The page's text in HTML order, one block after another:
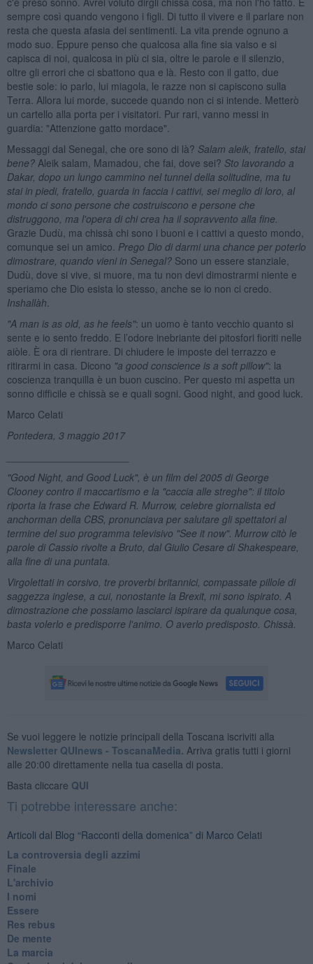
sempre così quando vengono i figli. Di tutto il vivere e il parlare non
resta che questa afasia dei sentimenti. La vita prende ognuno a
modo suo. Eppure penso che qualcosa alla fine sia valso e si
capisca di noi, qualcosa in più ci sia, oltre le parole e il silenzio,
oltre gli errori che ci sbattono qua e là. Resto con il gatto, due
bestie sole: io parlo, lui miagola, le razze non si capiscono sulla
Terra. Allora lui morde, succede quando non ci si intende. Metterò
un cartello alla porta per i visitatori. Pur rari, vanno messi in
guardia: "Attenzione gatto mordace".
Messaggi dal Senegal, che ore sono di là? Salam aleik, fratello, stai
bene? Aleik salam, Mamadou, che fai, dove sei? Sto lavorando a
Dakar, dopo un lungo cammino nel tunnel della solitudine, ma tu
stai in piedi, fratello, guarda in faccia i cattivi, sei meglio di loro, al
mondo ci sono persone che costruiscono e persone che
distruggono, ma l'opera di chi crea ha il sopravvento alla fine.
Grazie Dudù, ma chissà chi sono i buoni e i cattivi a questo mondo,
comunque sei un amico. Prego Dio di darmi una chance per poterlo
dimostrare, quando vieni in Senegal?Sono un essere stanziale,
Dudù, dove si vive, si muore, ma tu non devi dimostrarmi niente e
speriamo che Dio esista lo stesso, anche se io non ci credo.
Inshallàh
"A man is as old, as he feels": un uomo è tanto vecchio quanto si
sente e io sento freddo. E l’odore inebriante dei pitosfori fioriti nelle
aiòle. È ora di rientrare. Di chiudere le imposte del terrazzo e
ritirarmi in casa. Dicono "a good conscience is a soft pillow": la
coscienza tranquilla è un buon cuscino. Per questo mi aspetta un
sonno difficile e chissà se e quali sogni. Good night, and good luck.
Marco Celati
Pontedera, 3 maggio 2017
"Good Night, and Good Luck", è un film del 2005 di George
Clooney contro il maccartismo e la "caccia alle streghe": il titolo
riporta la frase che Edward R. Murrow, celebre giornalista ed
anchorman della CBS, pronunciava per salutare gli spettatori al
termine del suo programma televisivo "See it now". Murrow citò le
parole di Cassio rivolte a Bruto, dal Giulio Cesare di Shakespeare,
alla fine di una puntata.
Virgolettati in corsivo, tre proverbi britannici, compassate pillole di
saggezza inglese, a cui, nonostante la Brexit, mi sono ispirato. A
dimostrazione che possiamo lasciarci ispirare da qualunque cosa,
basta volerlo e predisporre l'animo. O averlo predisposto. Chissà.
Marco Celati
Se vuoi leggere le notizie principali della Toscana iscriviti alla
Newsletter QUInews - ToscanaMedia. Arriva gratis tutti i giorni
alle 20:00 direttamente nella tua casella di posta.
Basta cliccare QUI
Ti potrebbe interessare anche:
Articoli dal Blog “Racconti della domenica” di Marco Celati
La controversia degli azzimi
Finale
L'archivio
I nomi
Essere
Res rebus
De mente
La marcia